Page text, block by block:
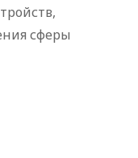
сферы